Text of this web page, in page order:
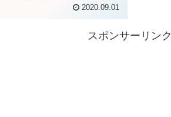
2020.09.01
スポンサーリンク